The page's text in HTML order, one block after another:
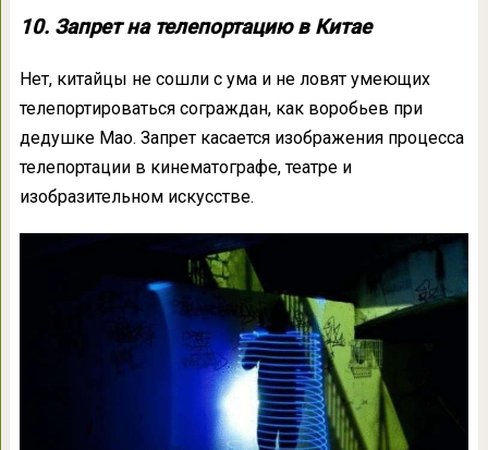
10. Запрет на телепортацию в Китае
Нет, китайцы не сошли с ума и не ловят умеющих
телепортироваться сограждан, как воробьев при
дедушке Мао. Запрет касается изображения процесса
телепортации в кинематографе, театре и
изобразительном искусстве.